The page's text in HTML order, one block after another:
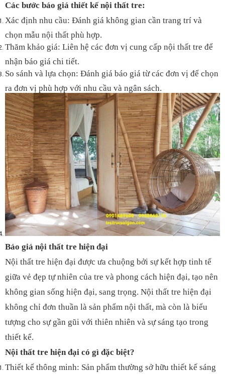
Các bước báo giá thiết kế nội thất tre:
Xác định nhu cầu: Đánh giá không gian cần trang trí và
chọn mẫu nội thất phù hợp.
Thăm khảo giá: Liên hệ các đơn vị cung cấp nội thất tre để
nhận báo giá chi tiết.
So sánh và lựa chọn: Đánh giá báo giá từ các đơn vị để chọn
ra đơn vị phù hợp với nhu cầu và ngân sách.
Báo giá nội thất tre hiện đại
Nội thất tre hiện đại được ưa chuộng bởi sự kết hợp tinh tế
giữa vẻ đẹp tự nhiên của tre và phong cách hiện đại, tạo nên
không gian sống hiện đại, sang trọng. Nội thất tre hiện đại
không chỉ đơn thuần là sản phẩm nội thất, mà còn là biểu
tượng cho sự gần gũi với thiên nhiên và sự sáng tạo trong
thiết kế.
Nội thất tre hiện đại có gì đặc biệt?
Thiết kế thông minh: Sản phẩm thường sở hữu thiết kế sáng